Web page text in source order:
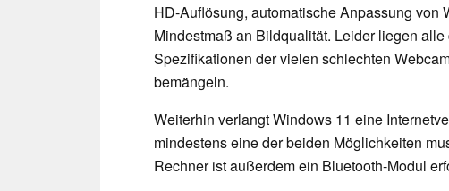
HD-Auflösung, automatische Anpassung
Mindestmaß an Bildqualität. Leider liegen
Spezifikationen der vielen schlechten
bemängeln.
Weiterhin verlangt Windows 11 eine
mindestens eine der beiden Möglichkeiten
Rechner ist außerdem ein Bluetooth-Modul